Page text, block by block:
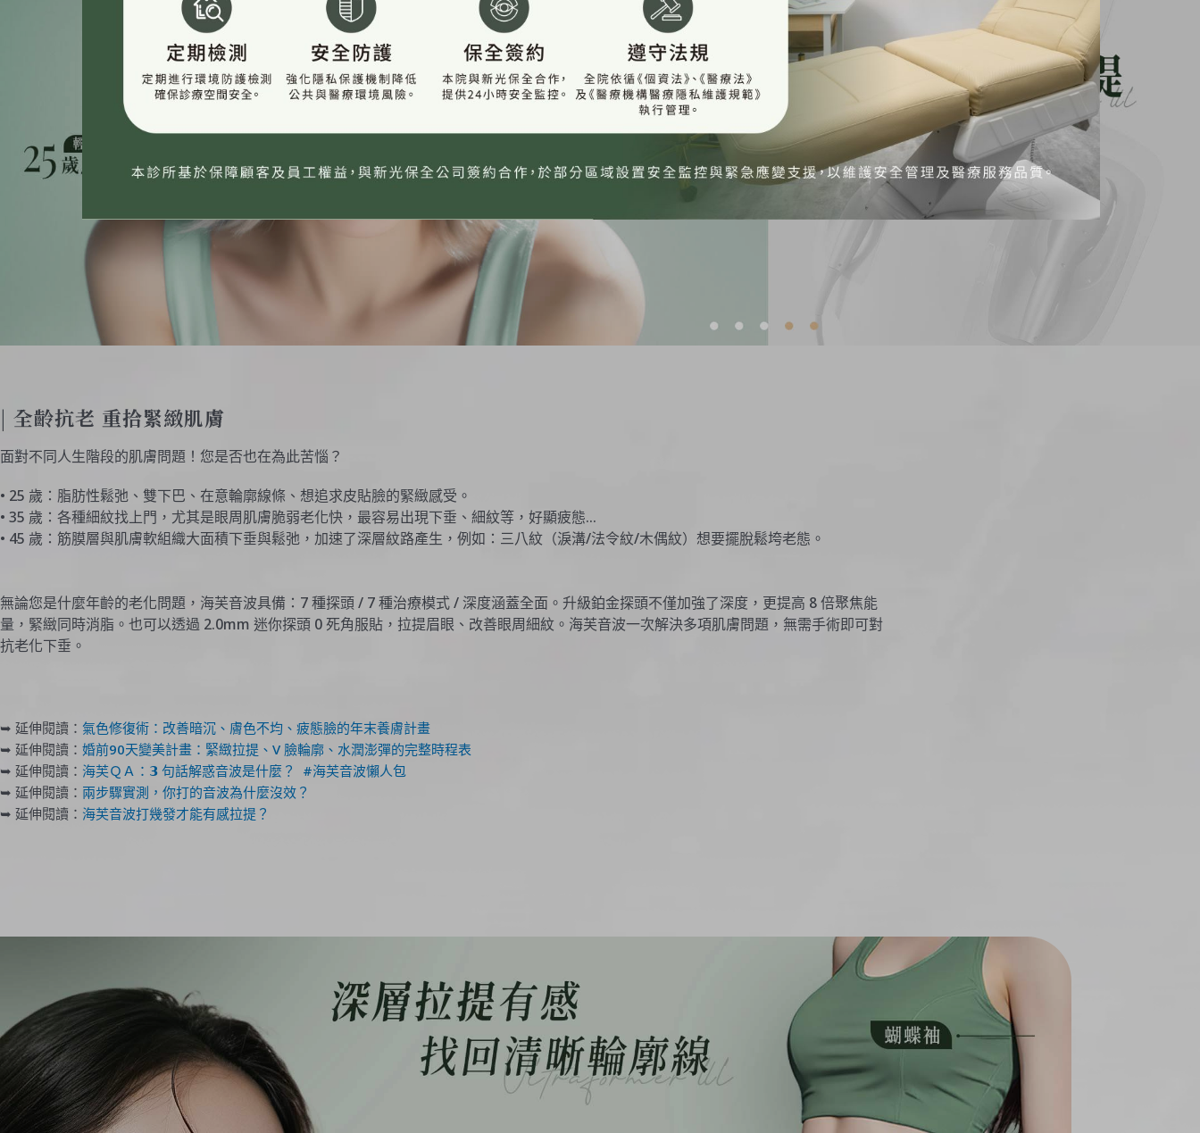
| 全齡抗老 重拾緊緻肌膚
面對不同人生階段的肌膚問題！您是否也在為此苦惱？
• 25 歲：脂肪性鬆弛、雙下巴、在意輪廓線條、想追求皮貼臉的緊緻感受。
• 35 歲：各種細紋找上門，尤其是眼周肌膚脆弱老化快，最容易出現下垂、細紋等，好顯疲態…
• 45 歲：筋膜層與肌膚軟組織大面積下垂與鬆弛，加速了深層紋路產生，例如：三八紋（淚溝/法令紋/木偶紋）想要擺脫鬆垮老態。
無論您是什麼年齡的老化問題，海芙音波具備：7 種探頭 / 7 種治療模式 / 深度涵蓋全面。升級鉑金探頭不僅加強了深度，更提高 8 倍聚焦能
量，緊緻同時消脂。也可以透過 2.0mm 迷你探頭 0 死角服貼，拉提眉眼、改善眼周細紋。海芙音波一次解決多項肌膚問題，無需手術即可對
抗老化下垂。
➥ 延伸閱讀： 氣色修復術：改善暗沉、膚色不均、疲態臉的年末養膚計畫
➥ 延伸閱讀： 婚前90天變美計畫：緊緻拉提、V 臉輪廓、水潤澎彈的完整時程表
➥ 延伸閱讀： 海芙ＱＡ：𝟯 句話解惑音波是什麼？ #海芙音波懶人包
➥ 延伸閱讀： 兩步驟實測，你打的音波為什麼沒效？
➥ 延伸閱讀： 海芙音波打幾發才能有感拉提？